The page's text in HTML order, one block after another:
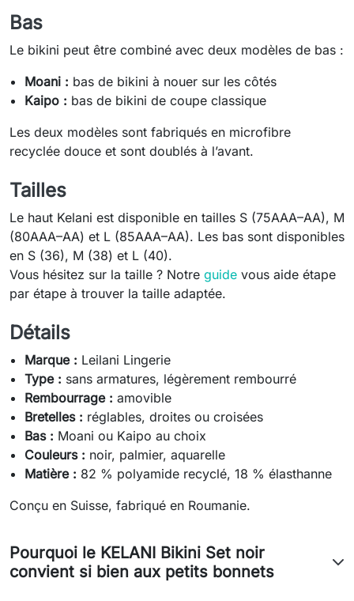
Bas
Le bikini peut être combiné avec deux modèles de bas :
Moani : bas de bikini à nouer sur les côtés
Kaipo : bas de bikini de coupe classique
Les deux modèles sont fabriqués en microfibre
recyclée douce et sont doublés à l’avant.
Tailles
Le haut Kelani est disponible en tailles S (75AAA–AA), M
(80AAA–AA) et L (85AAA–AA). Les bas sont disponibles
en S (36), M (38) et L (40).
Vous hésitez sur la taille ? Notre guide vous aide étape
par étape à trouver la taille adaptée.
Détails
Marque : Leilani Lingerie
Type : sans armatures, légèrement rembourré
Rembourrage : amovible
Bretelles : réglables, droites ou croisées
Bas : Moani ou Kaipo au choix
Couleurs : noir, palmier, aquarelle
Matière : 82 % polyamide recyclé, 18 % élasthanne
Conçu en Suisse, fabriqué en Roumanie.
Pourquoi le KELANI Bikini Set noir
convient si bien aux petits bonnets